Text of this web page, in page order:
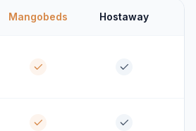
Mangobeds Hostaway